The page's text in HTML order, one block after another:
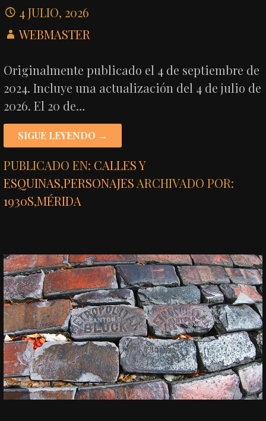
4 JULIO, 2026
WEBMASTER
Originalmente publicado el 4 de septiembre de
2024. Incluye una actualización del 4 de julio de
2026. El 20 de…
SIGUE LEYENDO →
PUBLICADO EN: CALLES Y
ESQUINAS,PERSONAJES ARCHIVADO POR:
1930S,MÉRIDA